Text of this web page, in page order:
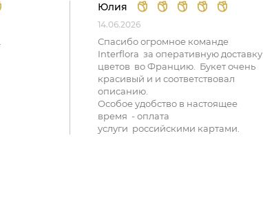
Юлия
14.06.2026
Спасибо огромное команде
Interflora за оперативную доставку
цветов во Францию. Букет очень
красивый и и соответствовал
описанию.
Особое удобство в настоящее
время - оплата
услуги российскими картами.